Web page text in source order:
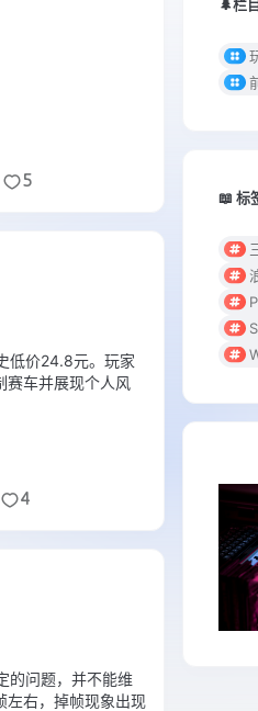
5
低价24.8元。玩家
车并展现个人风
4
的问题，并不能维
左右，掉帧现象出现
🌲栏
📖 标